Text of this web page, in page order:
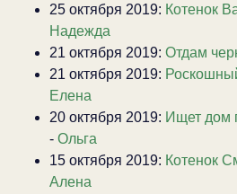
25 октября 2019: Котенок
Надежда
21 октября 2019: Отдам
21 октября 2019:
Елена
20 октября 2019: Ищет дом
- Ольга
15 октября 2019: Котенок
Алена